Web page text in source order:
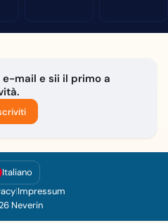
mail e sii il primo a
Italiano
|Impressum
Neverin